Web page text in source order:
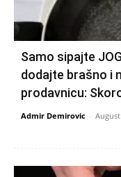
Samo sipajte
dodajte brašno i
prodavnicu:
Admir Demirovic -